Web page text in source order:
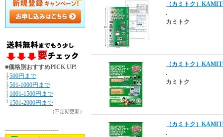
（カミトク）
.
カミトク
（カミトク）
.
カミトク
（カミトク）
.
■価格別おすすめPICK UP!
├500円まで
├501-1000円まで
├1001-1500円まで
└1501-2000円まで
（不定期更新）
---------------------------